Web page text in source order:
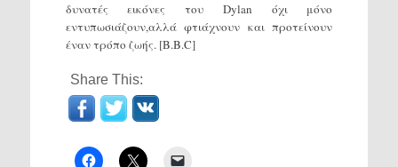
δυνατές εικόνες του Dylan όχι μόνο
εντυπωσιάζουν,αλλά φτιάχνουν και προτείνουν
έναν τρόπο ζωής. [B.B.C]
Share This: